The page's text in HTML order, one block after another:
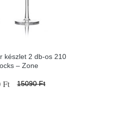
készlet 2 db-os 210
– Zone
Ft 15090 Ft